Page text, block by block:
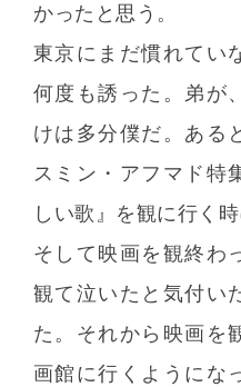
かったと思う。
東京にまだ慣れてい
何度も誘った。弟が
けは多分僕だ。ある
スミン・アフマド特
しい歌』を観に行く
そして映画を観終わ
観て泣いたと気付い
た。それから映画を
画館に行くようにな